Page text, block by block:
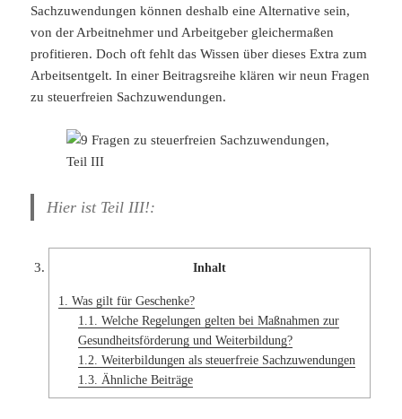
Sachzuwendungen können deshalb eine Alternative sein,
von der Arbeitnehmer und Arbeitgeber gleichermaßen
profitieren. Doch oft fehlt das Wissen über dieses Extra zum
Arbeitsentgelt. In einer Beitragsreihe klären wir neun Fragen
zu steuerfreien Sachzuwendungen.
Hier ist Teil III!:
Inhalt
1.
Was gilt für Geschenke?
1.1.
Welche Regelungen gelten bei Maßnahmen zur
Gesundheitsförderung und Weiterbildung?
1.2. Weiterbildungen als steuerfreie Sachzuwendungen
1.3. Ähnliche Beiträge